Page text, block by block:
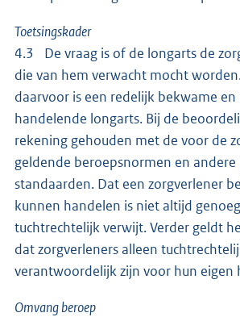
Toetsingskader
4.3 De vraag is of de longarts de
die van hem verwacht mocht
daarvoor is een redelijk bekwame
handelende longarts. Bij de
rekening gehouden met de voor de
geldende beroepsnormen en andere
standaarden. Dat een zorgverlener
kunnen handelen is niet altijd
tuchtrechtelijk verwijt. Verder geldt
dat zorgverleners alleen
verantwoordelijk zijn voor hun eigen
Omvang beroep